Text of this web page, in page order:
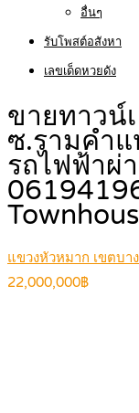
อื่นๆ
รับโพสต์อสังหา
เลขเด็ดหวยดัง
ขายทาวน์
ซ.รามคำแ
รถไฟฟ้าผ่
แขวงหัวหมาก เขตบา
22,000,000฿